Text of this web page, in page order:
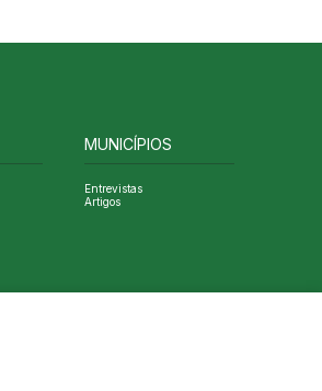
MUNICÍPIOS
Entrevistas
Artigos